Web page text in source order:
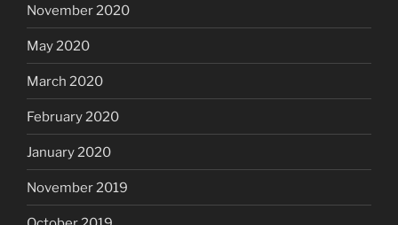
November 2020
May 2020
March 2020
February 2020
January 2020
November 2019